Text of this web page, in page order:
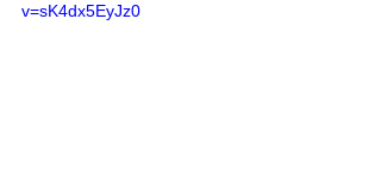
v=sK4dx5EyJz0